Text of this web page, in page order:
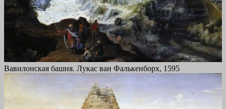
Вавилонская башня. Лукас ван Фалькенборх, 1595